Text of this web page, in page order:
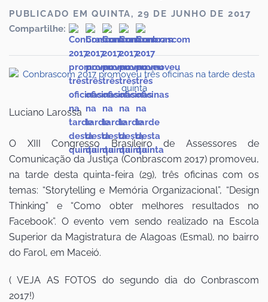
PUBLICADO EM QUINTA, 29 DE JUNHO DE 2017
Compartilhe:
Luciano Larossa
O XIII Congresso Brasileiro de Assessores de
Comunicação da Justiça (Conbrascom 2017) promoveu,
na tarde desta quinta-feira (29), três oficinas com os
temas: “Storytelling e Memória Organizacional”, “Design
Thinking” e “Como obter melhores resultados no
Facebook”. O evento vem sendo realizado na Escola
Superior da Magistratura de Alagoas (Esmal), no bairro
do Farol, em Maceió.
( VEJA AS FOTOS do segundo dia do Conbrascom
2017!)